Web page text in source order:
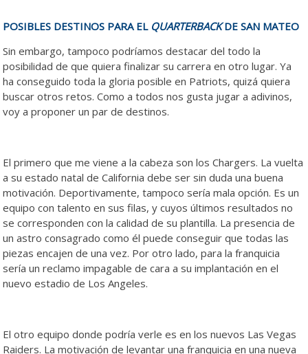
POSIBLES DESTINOS PARA EL QUARTERBACKDE SAN MATEO
Sin embargo, tampoco podríamos destacar del todo la
posibilidad de que quiera finalizar su carrera en otro lugar. Ya
ha conseguido toda la gloria posible en Patriots, quizá quiera
buscar otros retos. Como a todos nos gusta jugar a adivinos,
voy a proponer un par de destinos.
El primero que me viene a la cabeza son los Chargers. La vuelta
a su estado natal de California debe ser sin duda una buena
motivación. Deportivamente, tampoco sería mala opción. Es un
equipo con talento en sus filas, y cuyos últimos resultados no
se corresponden con la calidad de su plantilla. La presencia de
un astro consagrado como él puede conseguir que todas las
piezas encajen de una vez. Por otro lado, para la franquicia
sería un reclamo impagable de cara a su implantación en el
nuevo estadio de Los Angeles.
El otro equipo donde podría verle es en los nuevos Las Vegas
Raiders. La motivación de levantar una franquicia en una nueva